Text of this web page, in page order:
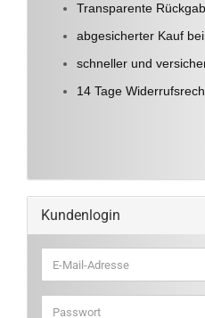
Transparente
abgesicherter Kauf
schneller und
14 Tage
Kundenlogin
E-
Mail-
Adresse
Passwort